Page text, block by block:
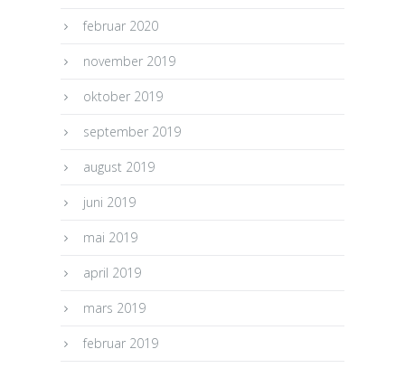
februar 2020
november 2019
oktober 2019
september 2019
august 2019
juni 2019
mai 2019
april 2019
mars 2019
februar 2019